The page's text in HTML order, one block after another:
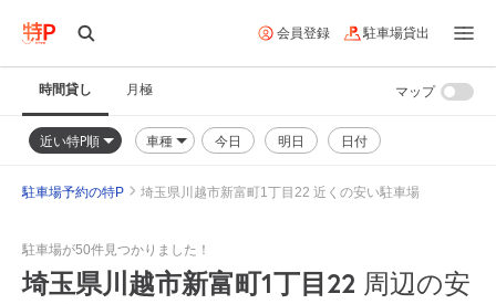
会員登録 駐車場貸出
時間貸し 月極
近い特P順 車種 今日 明日 日付
マップ
駐車場予約の特P 埼玉県川越市新富町1丁目22 近くの安い駐車場
駐車場が50件見つかりました！
埼玉県川越市新富町1丁目22 周辺の安